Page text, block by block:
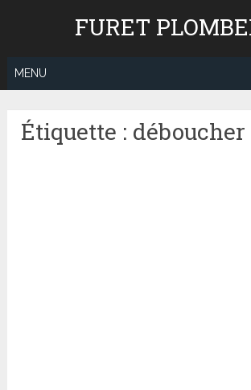
FURET
MENU
Étiquette : déboucher